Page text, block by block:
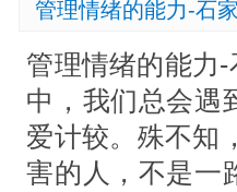
管理情绪的能力-石
管理情绪的能力
中，我们总会遇
爱计较。殊不知
害的人，不是一